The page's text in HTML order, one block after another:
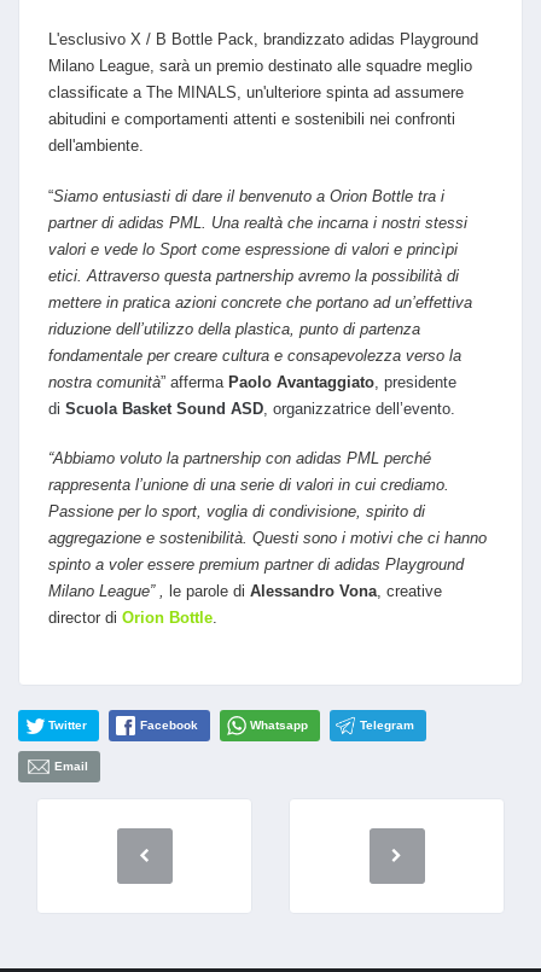
L'esclusivo X / B Bottle Pack, brandizzato adidas Playground
Milano League, sarà un premio destinato alle squadre meglio
classificate a The MINALS, un'ulteriore spinta ad assumere
abitudini e comportamenti attenti e sostenibili nei confronti
dell'ambiente.
“Siamo entusiasti di dare il benvenuto a Orion Bottle tra i
partner di adidas PML. Una realtà che incarna i nostri stessi
valori e vede lo Sport come espressione di valori e princìpi
etici. Attraverso questa partnership avremo la possibilità di
mettere in pratica azioni concrete che portano ad un’effettiva
riduzione dell’utilizzo della plastica, punto di partenza
fondamentale per creare cultura e consapevolezza verso la
nostra comunità” afferma Paolo Avantaggiato presidente
di Scuola Basket Sound ASD , organizzatrice dell’evento.
“Abbiamo voluto la partnership con adidas PML perché
rappresenta l’unione di una serie di valori in cui crediamo.
Passione per lo sport, voglia di condivisione, spirito di
aggregazione e sostenibilità. Questi sono i motivi che ci hanno
spinto a voler essere premium partner di adidas Playground
Milano League” , le parole di Alessandro Vona, creative
director di Orion Bottle.
Twitter Facebook Whatsapp Telegram
Email